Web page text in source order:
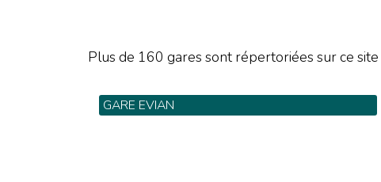
Plus de 160 gares sont répertoriées sur ce site
GARE EVIAN